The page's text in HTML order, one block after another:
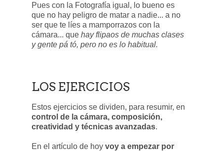
Pues con la Fotografía igual, lo bueno es
que no hay peligro de matar a nadie... a no
ser que te líes a mamporrazos con la
cámara... que hay flipaos de muchas clases
y gente pá tó, pero no es lo habitual.
LOS EJERCICIOS
Estos ejercicios se dividen, para resumir, en
control de la cámara, composición,
creatividad y técnicas avanzadas.
En el artículo de hoy voy a empezar por